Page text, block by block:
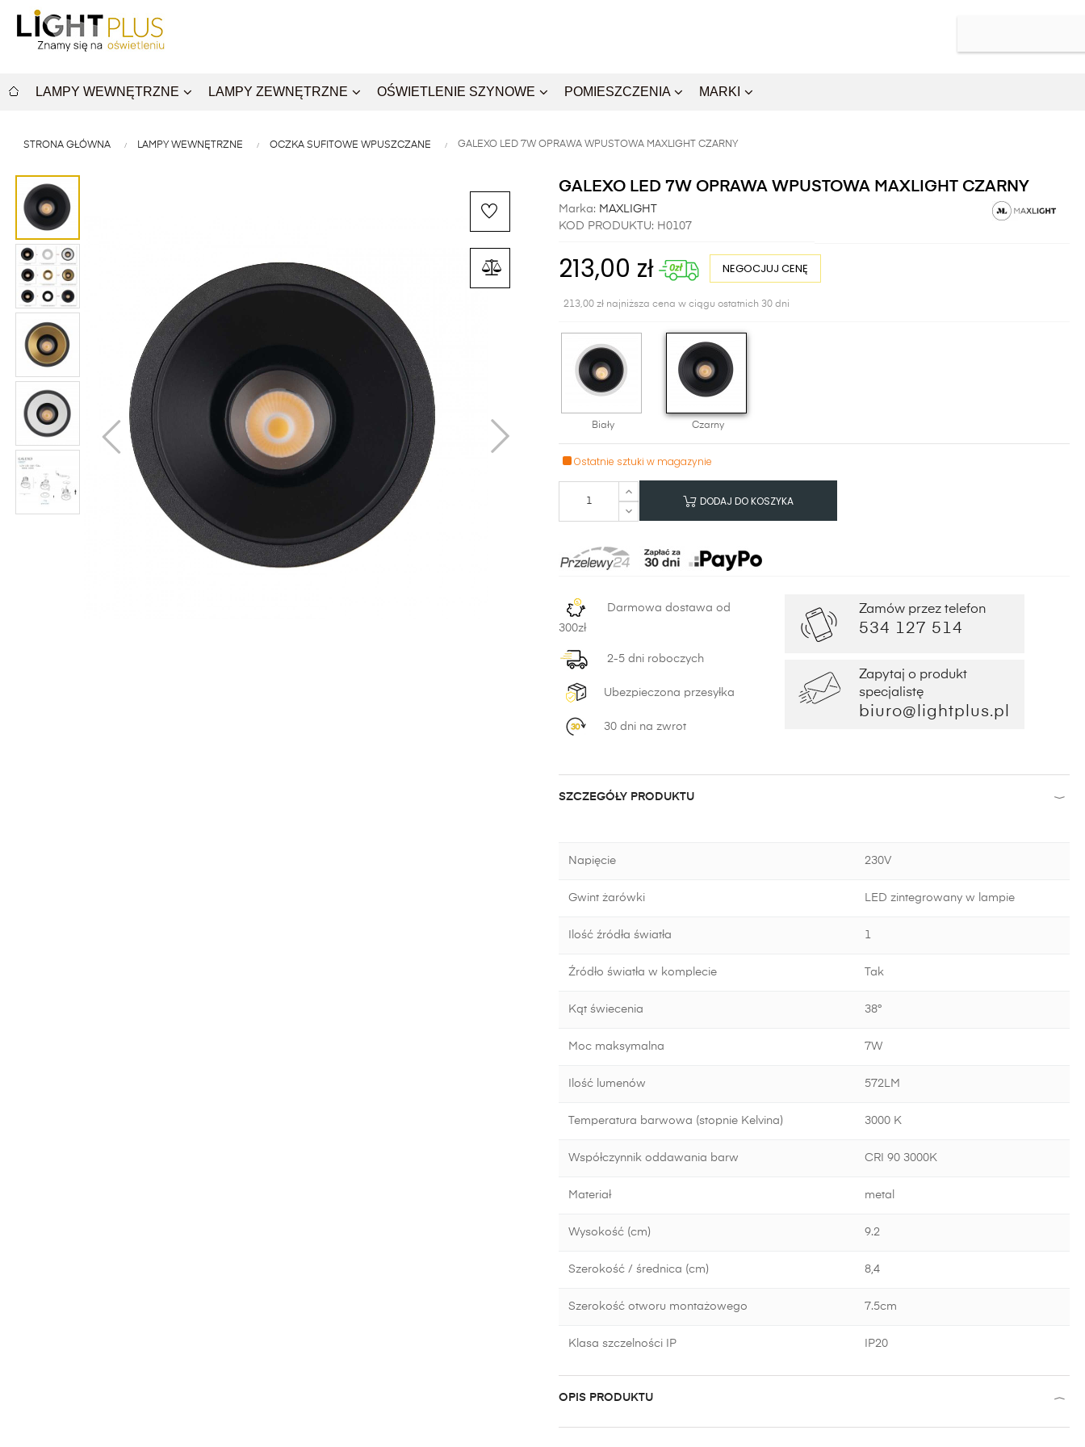
LAMPY WEWNĘTRZNE LAMPY ZEWNĘTRZNE OŚWIETLENIE SZYNOWE POMIESZCZENIA MARKI
STRONA GŁÓWNA LAMPY WEWNĘTRZNE OCZKA SUFITOWE WPUSZCZANE GALEXO LED 7W OPRAWA WPUSTOWA MAXLIGHT CZARNY
GALEXO LED 7W OPRAWA WPUSTOWA MAXLIGHT CZARNY
Marka: MAXLIGHT
KOD PRODUKTU: H0107
213,00 zł NEGOCJUJ CENĘ
213,00 zł najniższa cena w ciągu ostatnich 30 dni
Biały Czarny
Ostatnie sztuki w magazynie
DODAJ DO KOSZYKA
Darmowa dostawa od
300zł
2-5 dni roboczych
Ubezpieczona przesyłka
30 dni na zwrot
Zamów przez telefon
534 127 514
Zapytaj o produkt
specjalistę
biuro@lightplus.pl
SZCZEGÓŁY PRODUKTU
Napięcie 230V
Gwint żarówki LED zintegrowany w lampie
Ilość źródła światła 1
Źródło światła w komplecie Tak
Kąt świecenia 38°
Moc maksymalna 7W
Ilość lumenów 572LM
Temperatura barwowa (stopnie Kelvina) 3000 K
Współczynnik oddawania barw CRI 90 3000K
Materiał metal
Wysokość (cm) 9.2
Szerokość / średnica (cm) 8,4
Szerokość otworu montażowego 7.5cm
Klasa szczelności IP IP20
OPIS PRODUKTU